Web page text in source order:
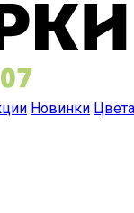
Новинки Цвета